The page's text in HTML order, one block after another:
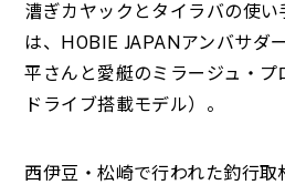
漕ぎカヤックとタイラバの使
は、HOBIE JAPANアンバサダ
平さんと愛艇のミラージュ・
ドライブ搭載モデル）。
西伊豆・松崎で行われた釣行